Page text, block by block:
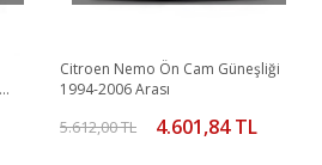
Citroen Nemo Ön Cam Güneşliği
1994-2006 Arası
5.612,00 TL 4.601,84 TL